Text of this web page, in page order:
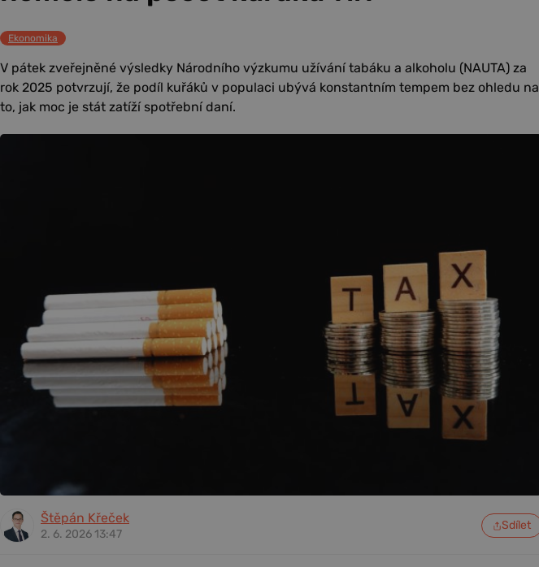
Ekonomika
V pátek zveřejněné výsledky Národního výzkumu užívání tabáku a alkoholu (NAUTA) za
rok 2025 potvrzují, že podíl kuřáků v populaci ubývá konstantním tempem bez ohledu na
to, jak moc je stát zatíží spotřební daní.
Štěpán Křeček
2. 6. 2026 13:47
Sdílet